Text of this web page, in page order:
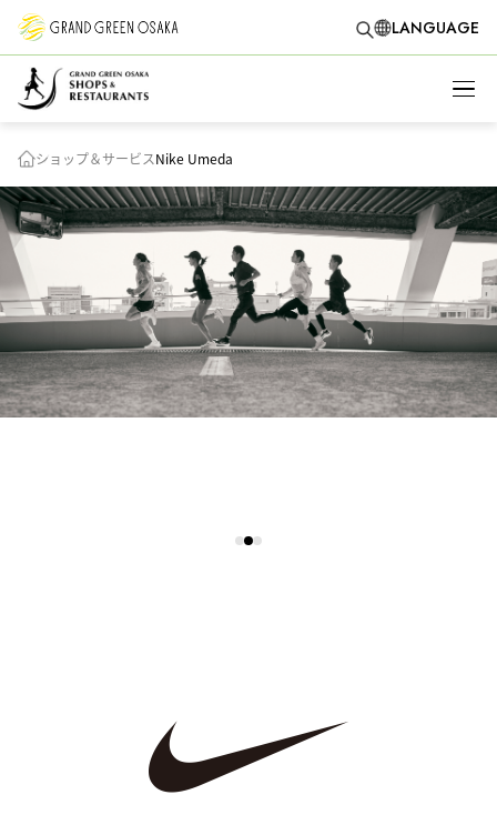
LANGUAGE
ショップ＆サービスNike Umeda